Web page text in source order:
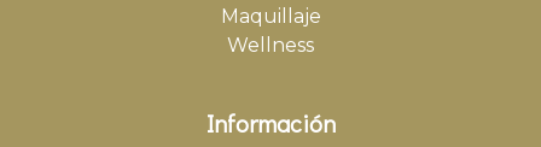
Maquillaje
Wellness
Información